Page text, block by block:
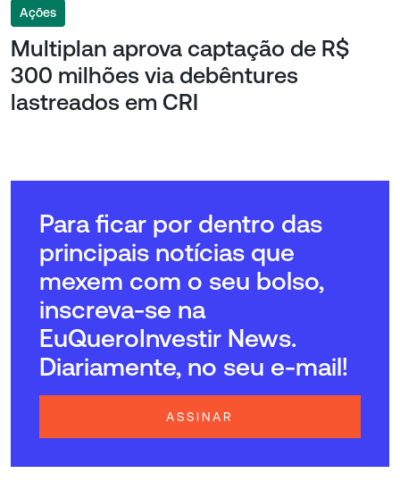
Ações
Multiplan aprova captação de R$
300 milhões via debêntures
lastreados em CRI
Para ficar por dentro das
principais notícias que
mexem com o seu bolso,
inscreva-se na
EuQueroInvestir News.
Diariamente, no seu e-mail!
ASSINAR